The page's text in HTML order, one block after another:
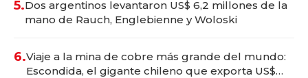
5.Dos argentinos levantaron US$ 6,2 millones de la
mano de Rauch, Englebienne y Woloski
6.Viaje a la mina de cobre más grande del mundo:
Escondida, el gigante chileno que exporta US$